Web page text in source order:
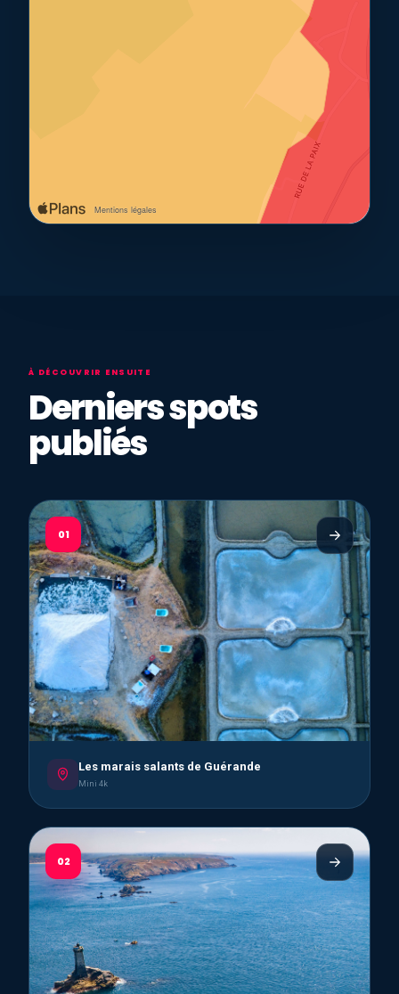
À DÉCOUVRIR ENSUITE
Derniers spots
publiés
01
Les marais salants de Guérande
Mini 4k
02